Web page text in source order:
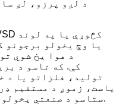
د لږو پرزو، لږ
یا وچ یخولو برجونو
تولید، فلزاتو یا د
یاست، زموږ د مستقیم
ستاسو د صنعتي یخولو اړتیاو لپاره مناسب حل دی.